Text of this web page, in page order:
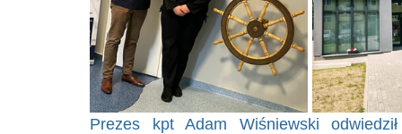
Prezes kpt Adam Wiśniewski